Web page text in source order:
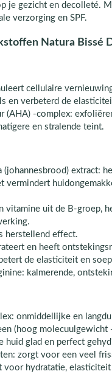
je gezicht en decolleté.
verzorging en SPF.
Natura Bissé
cellulaire
en verbeterd de
(AHA) -complex:
en stralende teint.
(johannesbrood) extract:
vermindert
vitamine uit de B-groep,
herstellend effect.
en heeft
de elasticiteit en
kalmerende,
onmiddellijke en
(hoog
huid glad en perfect
zorgt voor een veel
voor hydratatie,